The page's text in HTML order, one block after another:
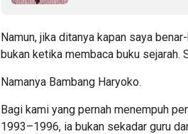
Namun, jika ditanya kapan saya
bukan ketika membaca buku sejarah.
Namanya Bambang Haryoko.
Bagi kami yang pernah menempuh
1993–1996, ia bukan sekadar guru